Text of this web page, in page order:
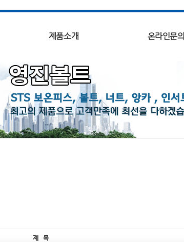
제품소개 온라인문의
제 목